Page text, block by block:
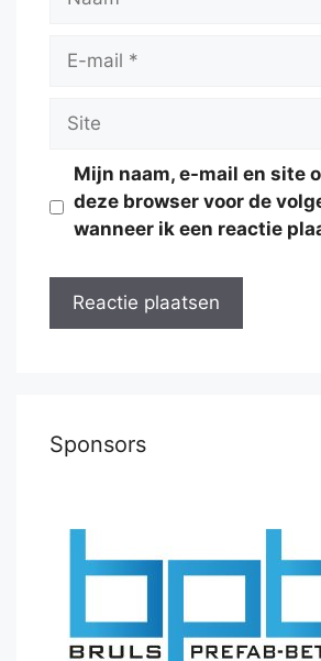
Site
Mijn naam, e-mail en site
deze browser voor de
wanneer ik een reactie
Sponsors